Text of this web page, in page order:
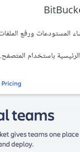
الرئيسية باستخدام المتصفح.